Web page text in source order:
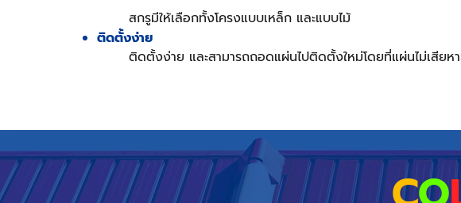
สกรูมีให้เลือกทั้งโครงแบบเหล็ก และแบบไม้
ติดตั้งง่าย
ติดตั้งง่าย และสามารถถอดแผ่นไปติดตั้งใหม่โดยที่แผ่นไม่เสียห